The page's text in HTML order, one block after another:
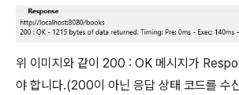
위 이미지와 같이 200 : OK 메시지가
야 합니다.(200이 아닌 응답 상태 코드를 수